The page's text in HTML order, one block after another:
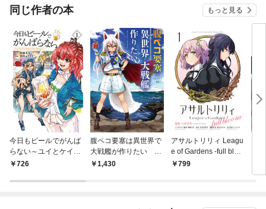
同じ作者の本 もっと見る
今日もビールでがんば
らない～ユイとケイの
カンパイリセット～
726
腹ペコ要塞は異世界で
大戦艦が作りたい W
orld of Sandbox
1,430
アサルトリリィ Leagu
e of Gardens -full bloo
m-1799